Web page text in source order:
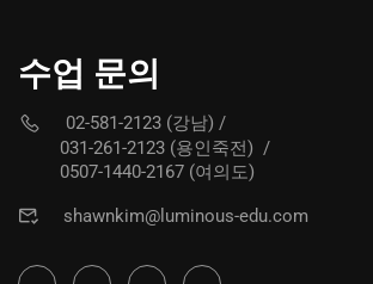
수업 문의
02-581-2123 (강남) /
031-261-2123 (용인죽전) /
0507-1440-2167 (여의도)
shawnkim@luminous-edu.com